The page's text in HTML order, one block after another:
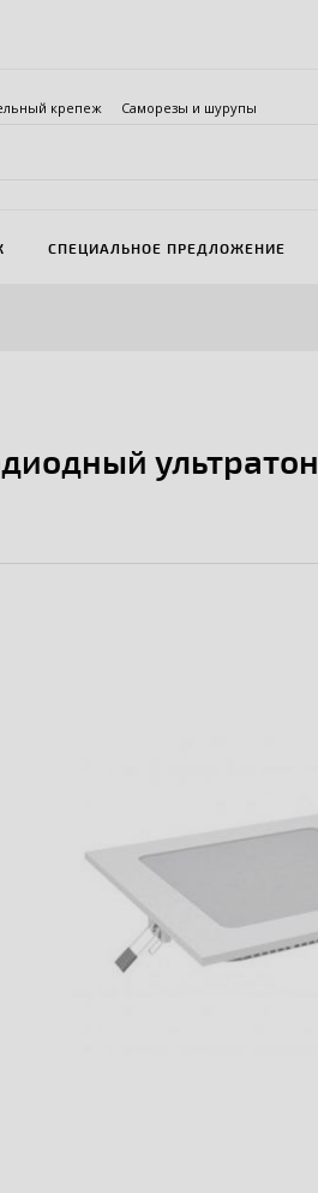
крепеж Саморезы и шурупы
СПЕЦИАЛЬНОЕ ПРЕДЛОЖЕНИЕ